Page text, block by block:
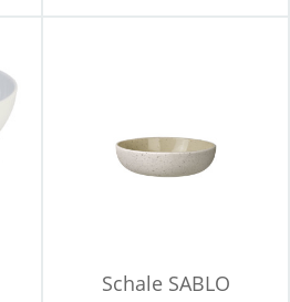
Schale SABLO